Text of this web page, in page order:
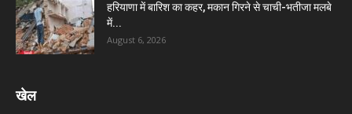
हरियाणा में बारिश का कहर, मकान गिरने से चाची-भतीजा मलबे
में...
August 6, 2026
खेल